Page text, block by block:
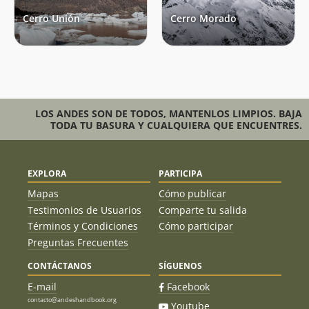
Cerro Unión Cerro Morado
LOS ANDES SON DE TODOS, MANTENLOS LIMPIOS. BAJA
TODA TU BASURA Y CUALQUIERA QUE ENCUENTRES.
EXPLORA
Mapas
Testimonios de Usuarios
Términos y Condiciones
Preguntas Frecuentes
PARTICIPA
Cómo publicar
Comparte tu salida
Cómo participar
CONTÁCTANOS
E-mail
contacto@andeshandbook.org
SÍGUENOS
Facebook
Youtube